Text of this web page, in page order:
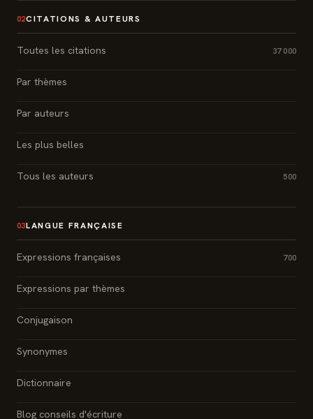
02CITATIONS & AUTEURS
Toutes les citations 37 000
Par thèmes
Par auteurs
Les plus belles
Tous les auteurs 500
03LANGUE FRANÇAISE
Expressions françaises 700
Expressions par thèmes
Conjugaison
Synonymes
Dictionnaire
Blog conseils d'écriture